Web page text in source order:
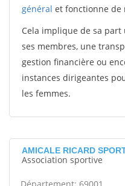
général et fonctionne de
Cela implique de sa
ses membres, une
gestion financière ou
instances dirigeantes
les femmes.
AMICALE RICARD
Association sportive